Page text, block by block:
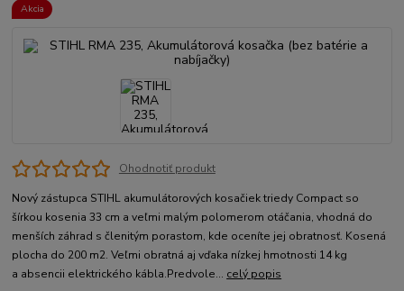
Akcia
Ohodnotiť produkt
Nový zástupca STIHL akumulátorových kosačiek triedy Compact so
šírkou kosenia 33 cm a veľmi malým polomerom otáčania, vhodná do
menších záhrad s členitým porastom, kde oceníte jej obratnosť. Kosená
plocha do 200 m2. Veľmi obratná aj vďaka nízkej hmotnosti 14 kg
a absencii elektrického kábla.Predvole... celý popis